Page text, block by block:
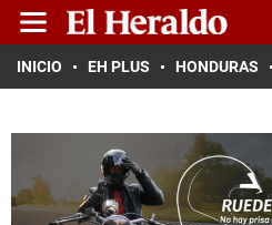
INICIO EH PLUS HONDURAS